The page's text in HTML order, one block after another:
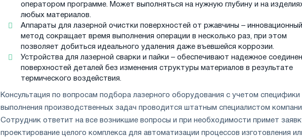
оператором программе. Может выполняться на нужную глубину и на
любых материалов.
Аппараты для лазерной очистки поверхностей от ржавчины – инновационный
метод сокращает время выполнения операции в несколько раз, при этом
позволяет добиться идеального удаления даже въевшейся коррозии.
Устройства для лазерной сварки и пайки – обеспечивают надежное
поверхностей деталей без изменения структуры материалов в результате
термического воздействия.
Консультация по вопросам подбора лазерного оборудования с учетом специфики
выполнения производственных задач проводится штатным специалистом
Сотрудник ответит на все возникшие вопросы и при необходимости примет
проектирование целого комплекса для автоматизации процессов изготовления